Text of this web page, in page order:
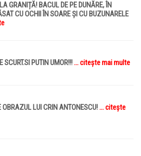
GRANIȚĂ! BACUL DE PE DUNĂRE, ÎN
CU OCHII ÎN SOARE ȘI CU BUZUNARELE
SCURT.SI PUTIN UMOR!!!... citește mai multe
OBRAZUL LUI CRIN ANTONESCU!... citește